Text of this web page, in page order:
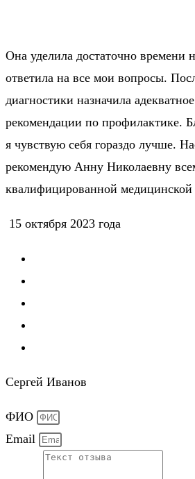
Она уделила достаточно времени
ответила на все мои вопросы.
диагностики назначила
рекомендации по профилактике.
я чувствую себя гораздо лучше.
рекомендую Анну Николаевну
квалифицированной
15 октября 2023 года
Сергей Иванов
ФИО
Email